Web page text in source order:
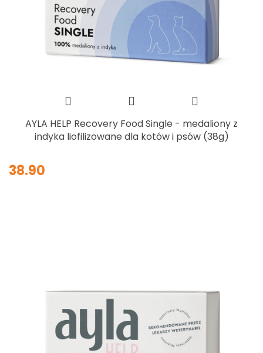
AYLA HELP Recovery Food Single - medaliony z
indyka liofilizowane dla kotów i psów (38g)
38.90